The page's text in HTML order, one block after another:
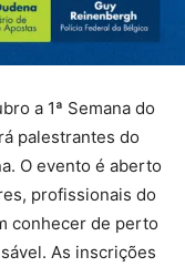
a 1ª Semana do
palestrantes do
O evento é aberto
profissionais do
conhecer de perto
As inscrições